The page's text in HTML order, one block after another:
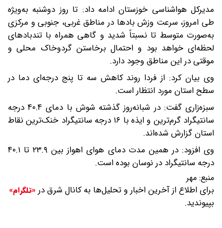
مدیرکل هواشناسی خوزستان ادامه داد: تا روز دوشنبه به‌ویژه
طی امروز، سرعت وزش بادها در مناطق غربی، جنوبی و مرکزی
به‌صورت متوسط تا نسبتاً شدید و گاهی همراه با تندبادهای
لحظه‌ای خواهد بود و احتمال برخاستن گردوخاک محلی و
موقتی در این مناطق وجود دارد.
وی بیان کرد: از فردا روند کاهش سه تا پنج درجه‌ای دما در
سطح استان مورد انتظار است.
سبزه‌زاری گفت: در شبانه‌روز گذشته شوش با دمای ۴۰.۴ درجه
سانتیگراد گرم‌ترین و ایذه با ۱۶ درجه سانتیگراد خنک‌ترین نقاط
استان گزارش شده‌اند.
وی افزود: در همین مدت دمای هوای اهواز بین ۲۳.۹ تا ۴۰.۱
درجه سانتیگراد در نوسان بوده است.
منبع: مهر
برای اطلاع از آخرین اخبار و تحلیل‌ها به کانال شرق در «تلگرام»
بپیوندید.